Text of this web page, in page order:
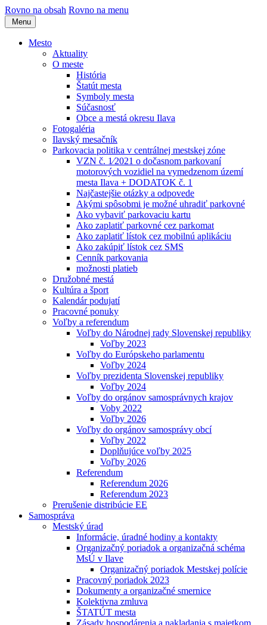
Rovno na obsah Rovno na menu
Menu
Mesto
Aktuality
O meste
História
Štatút mesta
Symboly mesta
Súčasnosť
Obce a mestá okresu Ilava
Fotogaléria
Ilavský mesačník
Parkovacia politika v centrálnej mestskej zóne
VZN č. 1⁄2021 o dočasnom parkovaní
motorových vozidiel na vymedzenom území
mesta Ilava + DODATOK č. 1
Najčastejšie otázky a odpovede
Akými spôsobmi je možné uhradiť parkovné
Ako vybaviť parkovaciu kartu
Ako zaplatiť parkovné cez parkomat
Ako zaplatiť lístok cez mobilnú aplikáciu
Ako zakúpiť lístok cez SMS
Cenník parkovania
možnosti platieb
Družobné mestá
Kultúra a šport
Kalendár podujatí
Pracovné ponuky
Voľby a referendum
Voľby do Národnej rady Slovenskej republiky
Voľby 2023
Voľby do Európskeho parlamentu
Voľby 2024
Voľby prezidenta Slovenskej republiky
Voľby 2024
Voľby do orgánov samosprávnych krajov
Voby 2022
Voľby 2026
Voľby do orgánov samosprávy obcí
Voľby 2022
Doplňujúce voľby 2025
Voľby 2026
Referendum
Referendum 2026
Referendum 2023
Prerušenie distribúcie EE
Samospráva
Mestský úrad
Informácie, úradné hodiny a kontakty
Organizačný poriadok a organizačná schéma
MsÚ v Ilave
Organizačný poriadok Mestskej polície
Pracovný poriadok 2023
Dokumenty a organizačné smernice
Kolektivna zmluva
ŠTATÚT mesta
Zásady hospodárenia a nakladania s majetkom